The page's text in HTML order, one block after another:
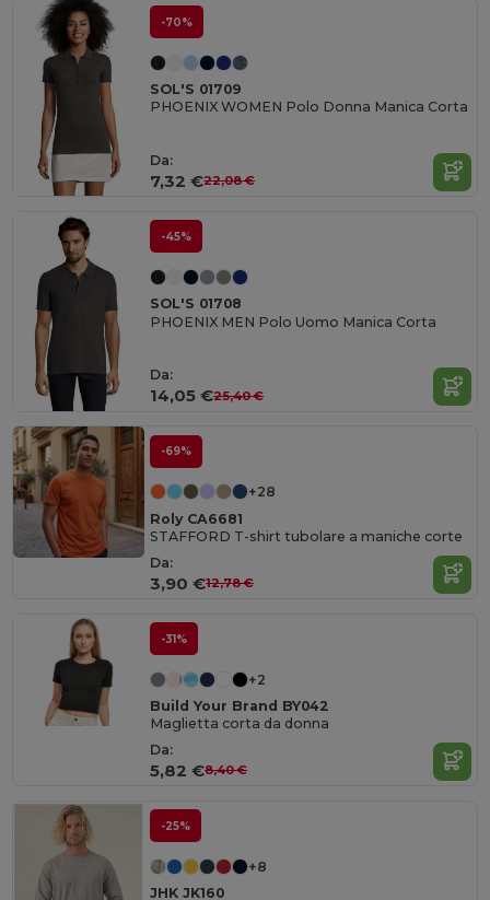
-70%
SOL'S 01709
PHOENIX WOMEN Polo Donna Manica Corta
Da:
7,32 €22,08 €
-45%
SOL'S 01708
PHOENIX MEN Polo Uomo Manica Corta
Da:
14,05 €25,40 €
-69%
+28
Roly CA6681
STAFFORD T-shirt tubolare a maniche corte
Da:
3,90 €12,78 €
-31%
+2
Build Your Brand BY042
Maglietta corta da donna
Da:
5,82 €8,40 €
-25%
+8
JHK JK160